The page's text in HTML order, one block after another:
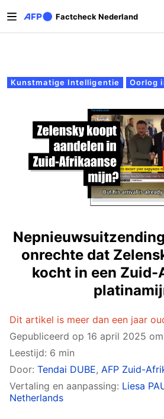
Factcheck Nederland
Primaire tabs
Kunstmatige Intelligentie Oorlog
onrechte dat
kocht in een Zuid-
Dit artikel is meer dan een jaar
Gepubliceerd op 16 april 2025 om
Leestijd: 6 min
Door: Tendai DUBE, AFP Zuid-
Vertaling en aanpassing: Liesa
Netherlands